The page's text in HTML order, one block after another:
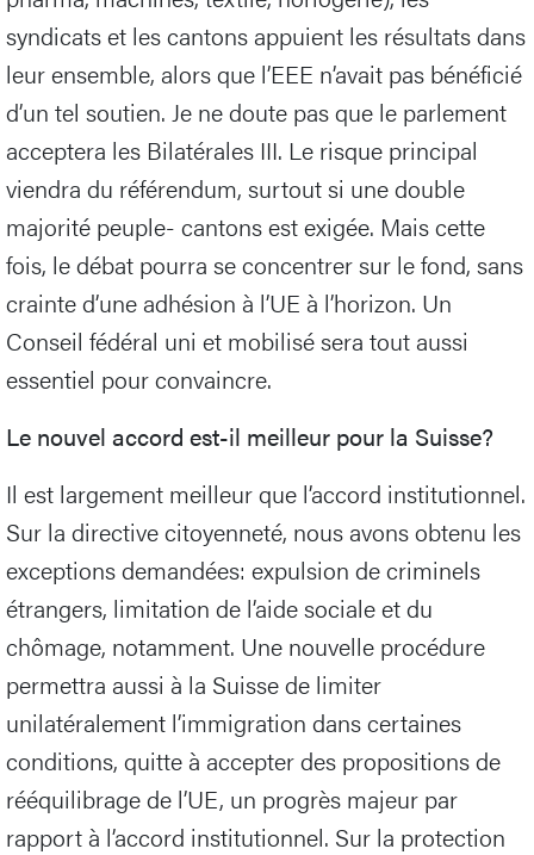
syndicats et les cantons appuient les résultats dans
leur ensemble, alors que l’EEE n’avait pas bénéficié
d’un tel soutien. Je ne doute pas que le parlement
acceptera les Bilatérales III. Le risque principal
viendra du référendum, surtout si une double
majorité peuple- cantons est exigée. Mais cette
fois, le débat pourra se concentrer sur le fond, sans
crainte d’une adhésion à l’UE à l’horizon. Un
Conseil fédéral uni et mobilisé sera tout aussi
essentiel pour convaincre.
Le nouvel accord est-il meilleur pour la Suisse?
Il est largement meilleur que l’accord institutionnel.
Sur la directive citoyenneté, nous avons obtenu les
exceptions demandées: expulsion de criminels
étrangers, limitation de l’aide sociale et du
chômage, notamment. Une nouvelle procédure
permettra aussi à la Suisse de limiter
unilatéralement l’immigration dans certaines
conditions, quitte à accepter des propositions de
rééquilibrage de l’UE, un progrès majeur par
rapport à l’accord institutionnel. Sur la protection